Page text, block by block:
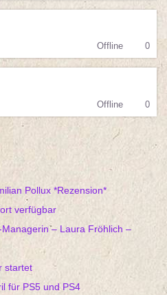
Offline
0
Offline
0
Pollux *Rezension*
verfügbar
– Laura Fröhlich –
startet
für PS5 und PS4